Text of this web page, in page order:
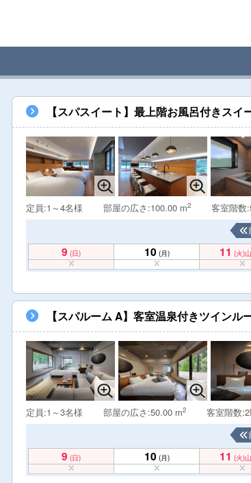
【スパスイート】最上階お風呂付きスイ
定員:1～4名様 部屋の広さ:100.00 m2 客室階数
9 (日) 10 (月) 11 (火)
【スパルーム A】客室温泉付きツインル
定員:1～3名様 部屋の広さ:50.00 m2 客室階数
9 (日) 10 (月) 11 (火)